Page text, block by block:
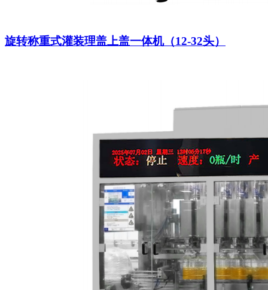
旋转称重式灌装理盖上盖一体机（12-32头）